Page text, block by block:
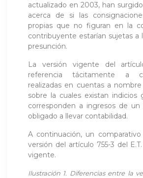
actualizado en 2003, han
acerca de si las
propias que no figuran en la
contribuyente estarían sujetas a
presunción.
La versión vigente del
referencia tácitamente a
realizadas en cuentas a
sobre la cuales existan indicios
corresponden a ingresos de
obligado a llevar contabilidad.
A continuación, un
versión del artículo 755-3 del
vigente.
Ilustración 1. Diferencias entre la